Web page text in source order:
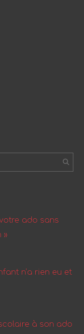
ado sans
»
n’a rien eu et
à son ado